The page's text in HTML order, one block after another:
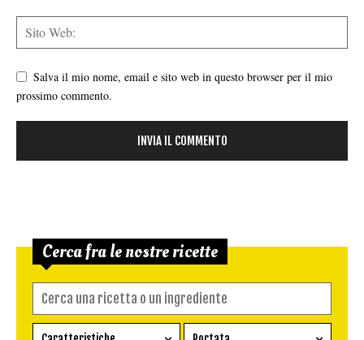
Salva il mio nome, email e sito web in questo browser per il mio
prossimo commento.
Cerca fra le nostre ricette